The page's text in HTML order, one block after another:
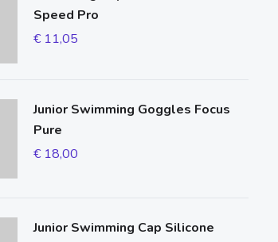
Speed Pro
€11,05
Junior Swimming Goggles Focus
Pure
€18,00
Junior Swimming Cap Silicone